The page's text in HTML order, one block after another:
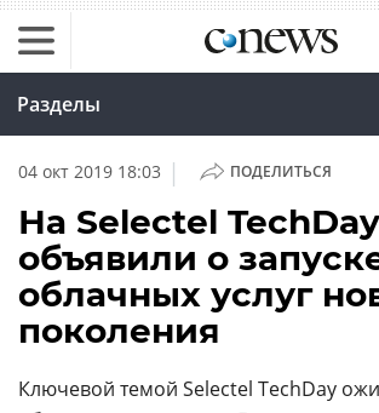
Разделы
04 окт 2019 18:03 | ПОДЕЛИТЬСЯ
На Selectel TechDay
объявили о
облачных услуг
поколения
Ключевой темой Selectel TechDay